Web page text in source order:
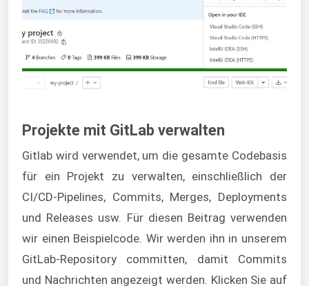
Projekte mit GitLab verwalten
Gitlab wird verwendet, um die gesamte Codebasis
für ein Projekt zu verwalten, einschließlich der
CI/CD-Pipelines, Commits, Merges, Deployments
und Releases usw. Für diesen Beitrag verwenden
wir einen Beispielcode. Wir werden ihn in unserem
GitLab-Repository committen, damit Commits
und Nachrichten angezeigt werden. Klicken Sie auf